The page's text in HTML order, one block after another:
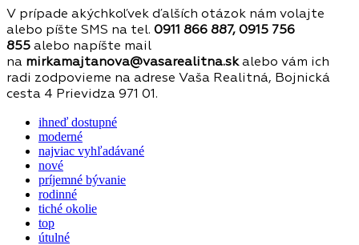
V prípade akýchkoľvek ďalších otázok nám volajte
alebo píšte SMS na tel. 0911 866 887, 0915 756
855 alebo napíšte mail
na mirkamajtanova@vasarealitna.skalebo vám ich
radi zodpovieme na adrese Vaša Realitná, Bojnická
cesta 4 Prievidza 971 01.
ihneď dostupné
moderné
najviac vyhľadávané
nové
príjemné bývanie
rodinné
tiché okolie
top
útulné